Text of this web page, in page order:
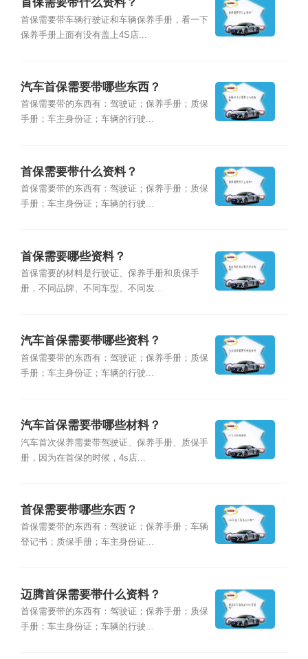
首保需要带车辆行驶证和车辆保养手册，看一下
保养手册上面有没有盖上4S店...
汽车首保需要带哪些东西？
首保需要带的东西有：驾驶证；保养手册；质保
手册；车主身份证；车辆的行驶...
首保需要带什么资料？
首保需要带的东西有：驾驶证；保养手册；质保
手册；车主身份证；车辆的行驶...
首保需要哪些资料？
首保需要的材料是行驶证、保养手册和质保手
册，不同品牌、不同车型、不同发...
汽车首保需要带哪些资料？
首保需要带的东西有：驾驶证；保养手册；质保
手册；车主身份证；车辆的行驶...
汽车首保需要带哪些材料？
汽车首次保养需要带驾驶证、保养手册、质保手
册，因为在首保的时候，4s店...
首保需要带哪些东西？
首保需要带的东西有：驾驶证；保养手册；车辆
登记书；质保手册；车主身份证...
迈腾首保需要带什么资料？
首保需要带的东西有：驾驶证；保养手册；质保
手册；车主身份证；车辆的行驶...